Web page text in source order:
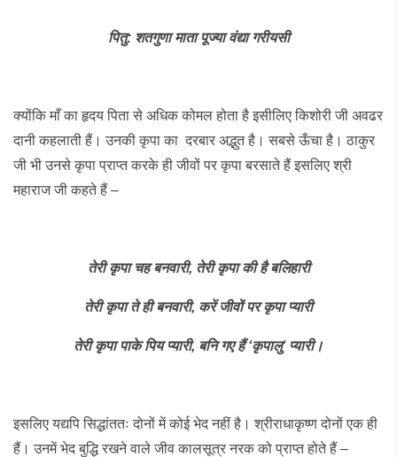
पितु: शतगुणा माता पूज्या वंद्या गरीयसी
क्योंकि माँ का हृदय पिता से अधिक कोमल होता है इसीलिए किशोरी जी अवढर
दानी कहलाती हैं। उनकी कृपा का दरबार अद्भुत है। सबसे ऊँचा है। ठाकुर
जी भी उनसे कृपा प्राप्त करके ही जीवों पर कृपा बरसाते हैं इसलिए श्री
महाराज जी कहते हैं –
तेरी कृपा चह बनवारी, तेरी कृपा की है बलिहारी
तेरी कृपा ते ही बनवारी, करें जीवों पर कृपा प्यारी
तेरी कृपा पाके पिय प्यारी, बनि गए हैं‘कृपालु‘ प्यारी।
इसलिए यद्यपि सिद्धांततः दोनों में कोई भेद नहीं है। श्रीराधाकृष्ण दोनों एक ही
हैं। उनमें भेद बुद्धि रखने वाले जीव कालसूत्र नरक को प्राप्त होते हैं –